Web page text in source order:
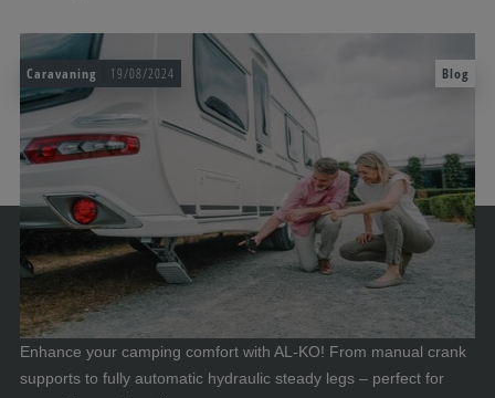
Caravaning 19/08/2024 Blog
Enhance your camping comfort with AL-KO! From manual crank
supports to fully automatic hydraulic steady legs – perfect for